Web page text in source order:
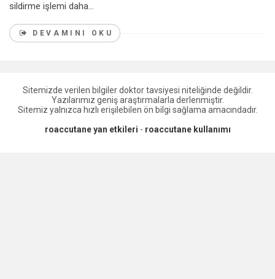
sildirme işlemi daha...
DEVAMINI OKU
Sitemizde verilen bilgiler doktor tavsiyesi niteliğinde değildir.
Yazılarımız geniş araştırmalarla derlenmiştir.
Sitemiz yalnızca hızlı erişilebilen ön bilgi sağlama amacındadır.
roaccutane yan etkileri - roaccutane kullanımı